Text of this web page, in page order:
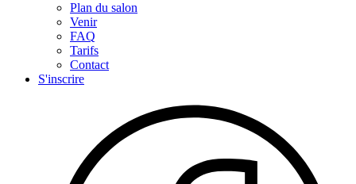
Plan du salon
Venir
FAQ
Tarifs
Contact
S'inscrire